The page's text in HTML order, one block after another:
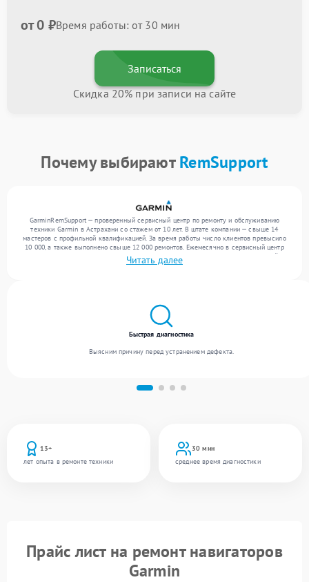
от 0 ₽Время работы: от 30 мин
Записаться
Скидка 20% при записи на сайте
Почему выбираютRemSupport
GarminRemSupport — проверенный сервисный центр по ремонту и обслуживанию
техники Garmin в Астрахани со стажем от 10 лет. В штате компании — свыше 14
мастеров с профильной квалификацией. За время работы число клиентов превысило
10 000, а также выполнено свыше 12 000 ремонтов. Ежемесячно в сервисный центр
поступает свыше 300 единиц техники, включая , , . Мы беремся за задачи любой
сложности и гарантируем высокое качество обслуживания благодаря использованию
Читать далее
13+
лет опыта в ремонте техники
30 мин
среднее время диагностики
Быстрая диагностика
Выясним причину перед устранением дефекта.
Прайс лист на ремонт навигаторов
Garmin